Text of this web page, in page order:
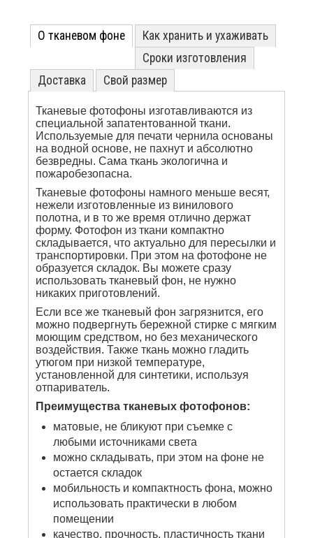
О тканевом фоне
Как хранить и ухаживать
Сроки изготовления
Доставка
Свой размер
Тканевые фотофоны изготавливаются из
специальной запатентованной ткани.
Используемые для печати чернила основаны
на водной основе, не пахнут и абсолютно
безвредны. Сама ткань экологична и
пожаробезопасна.
Тканевые фотофоны намного меньше весят,
нежели изготовленные из винилового
полотна, и в то же время отлично держат
форму. Фотофон из ткани компактно
складывается, что актуально для пересылки и
транспортировки. При этом на фотофоне не
образуется складок. Вы можете сразу
использовать тканевый фон, не нужно
никаких приготовлений.
Если все же тканевый фон загрязнится, его
можно подвергнуть бережной стирке с мягким
моющим средством, но без механического
воздействия. Также ткань можно гладить
утюгом при низкой температуре,
установленной для синтетики, используя
отпариватель.
Преимущества тканевых фотофонов:
матовые, не бликуют при съемке с
любыми источниками света
можно складывать, при этом на фоне не
остается складок
мобильность и компактность фона, можно
использовать практически в любом
помещении
качество, прочность, пластичность ткани